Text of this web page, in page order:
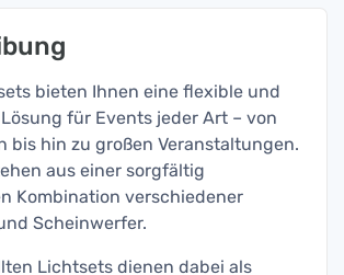
bieten Ihnen eine flexible und
für Events jeder Art – von
bis hin zu großen Veranstaltungen.
aus einer sorgfältig
Kombination verschiedener
Scheinwerfer.
Lichtsets dienen dabei als